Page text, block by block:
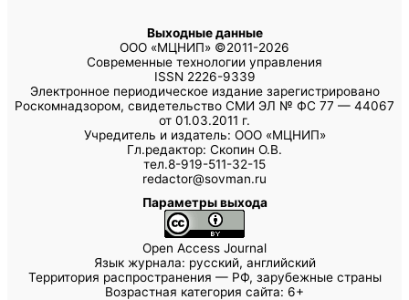
Выходные данные
ООО «МЦНИП» ©2011-2026
Современные технологии управления
ISSN 2226-9339
Электронное периодическое издание зарегистрировано
Роскомнадзором, свидетельство СМИ ЭЛ № ФС 77 — 44067
от 01.03.2011 г.
Учредитель и издатель: ООО «МЦНИП»
Гл.редактор: Скопин О.В.
тел.8-919-511-32-15
redactor@sovman.ru
Параметры выхода
Open Access Journal
Язык журнала: русский, английский
Территория распространения — РФ, зарубежные страны
Возрастная категория сайта: 6+